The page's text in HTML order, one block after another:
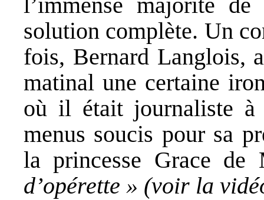
solution complète. Un
fois, Bernard Langlois,
matinal une certaine
où il était journaliste à
menus soucis pour sa
la princesse Grace
d’opérette » (voir la